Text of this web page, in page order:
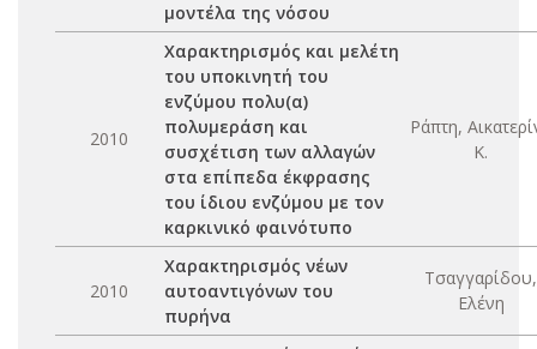
μοντέλα της νόσου
2010
Χαρακτηρισμός και μελέτη
του υποκινητή του
ενζύμου πολυ(α)
πολυμεράση και
συσχέτιση των αλλαγών
στα επίπεδα έκφρασης
του ίδιου ενζύμου με τον
καρκινικό φαινότυπο
Ράπτη,
Κ.
2010
Χαρακτηρισμός νέων
αυτοαντιγόνων του
πυρήνα
Τσαγγαρίδου,
Ελένη